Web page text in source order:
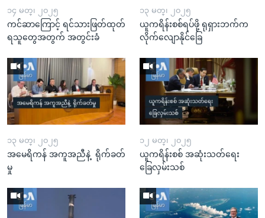
၁၄ မတ္၊ ၂၀၂၅
ကင်ဆာကြောင့် ရင်သားဖြတ်ထုတ်
ရသူတွေအတွက် အတွင်းခံ
၁၃ မတ္၊ ၂၀၂၅
ယူကရိန်းစစ်ရပ်ဖို့ ရုရှားဘက်က
လိုက်လျောနိုင်ခြေ
၁၃ မတ္၊ ၂၀၂၅
အမေရိကန် အကူအညီနဲ့ ရိုက်ခတ်
မှု
၁၂ မတ္၊ ၂၀၂၅
ယူကရိန်းစစ် အဆုံးသတ်ရေး
ခြေလှမ်းသစ်